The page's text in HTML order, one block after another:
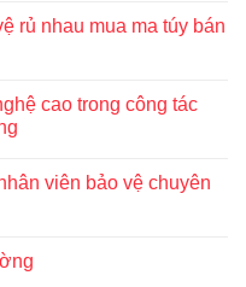
rủ nhau mua ma túy bán
cao trong công tác
viên bảo vệ chuyên